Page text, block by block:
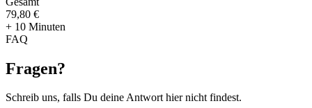
79,80 €
+ 10 Minuten
FAQ
Fragen?
Schreib uns, falls Du deine Antwort hier nicht findest.